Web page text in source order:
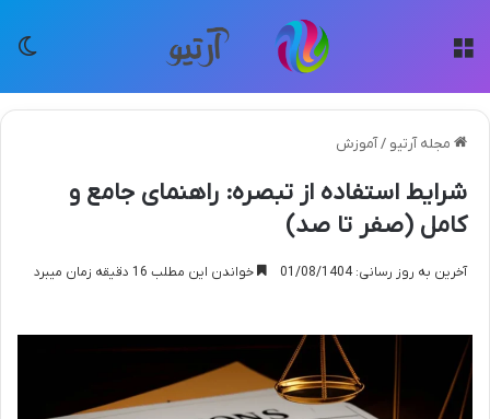
مجله آرتیو /آموزش
شرایط استفاده از تبصره: راهنمای جامع و
کامل (صفر تا صد)
آخرین به روز رسانی: 01/08/1404 خواندن این مطلب 16 دقیقه زمان میبرد